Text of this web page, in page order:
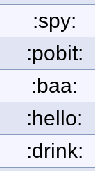
:spy:
:pobit:
:baa:
:hello:
:drink: